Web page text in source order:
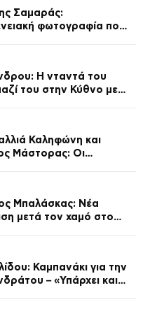
Σαμαράς:
φωτογραφία που
Η νταντά του
του στην Κύθνο με
Καληφώνη και
Μάστορας: Οι
Μπαλάσκας: Νέα
μετά τον χαμό στο
Καμπανάκι για την
– «Υπάρχει και